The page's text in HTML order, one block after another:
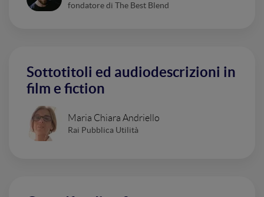
fondatore di The Best Blend
Sottotitoli ed audiodescrizioni in
film e fiction
Maria Chiara Andriello
Rai Pubblica Utilità